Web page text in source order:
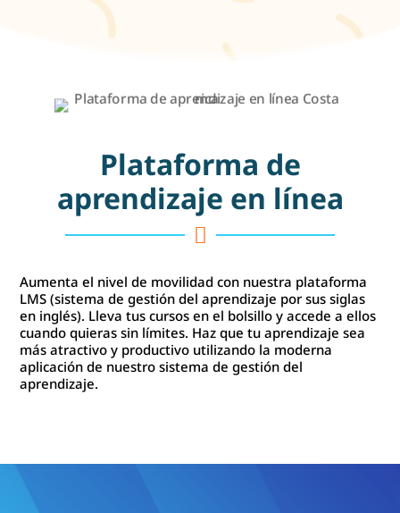
Plataforma de
aprendizaje en línea

Aumenta el nivel de movilidad con nuestra plataforma
LMS (sistema de gestión del aprendizaje por sus siglas
en inglés). Lleva tus cursos en el bolsillo y accede a ellos
cuando quieras sin límites. Haz que tu aprendizaje sea
más atractivo y productivo utilizando la moderna
aplicación de nuestro sistema de gestión del
aprendizaje.